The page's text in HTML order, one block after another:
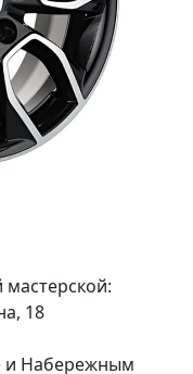
18
и Набережным